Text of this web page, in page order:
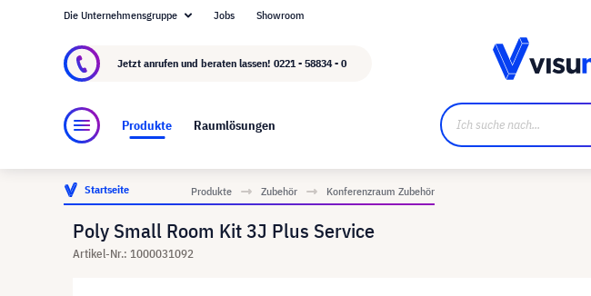
Über visunext.de
Die Unternehmensgruppe Jobs Showroom
Jetzt anrufen und beraten lassen! 0221 - 58834 - 0
Produkte Raumlösungen
Startseite Produkte Zubehör Konferenzraum Zubehör
Poly Small Room Kit 3J Plus Service
Artikel-Nr.: 1000031092